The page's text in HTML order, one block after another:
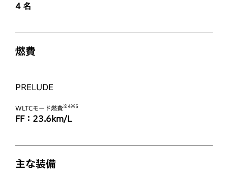
4 名
燃費
PRELUDE
WLTCモード燃費※4※5
FF：23.6km/L
主な装備